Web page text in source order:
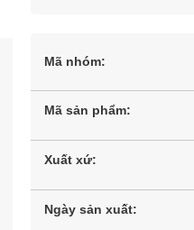
Mã nhóm:
Mã sản phẩm:
Xuất xứ:
Ngày sản xuất: